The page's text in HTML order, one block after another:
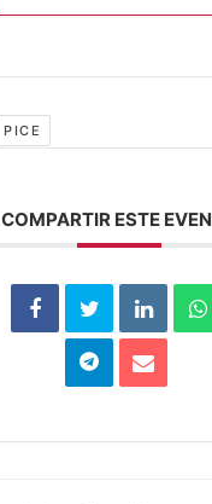
PICE
COMPARTIR ESTE